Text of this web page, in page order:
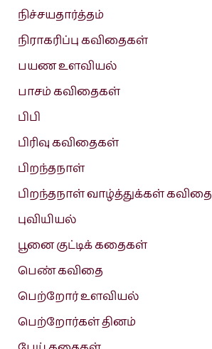
நிச்சயதார்த்தம்
நிராகரிப்பு கவிதைகள்
பயண உளவியல்
பாசம் கவிதைகள்
பிபி
பிரிவு கவிதைகள்
பிறந்தநாள்
பிறந்தநாள் வாழ்த்துக்கள் கவிதை
புவியியல்
பூனை குட்டிக் கதைகள்
பெண் கவிதை
பெற்றோர் உளவியல்
பெற்றோர்கள் தினம்